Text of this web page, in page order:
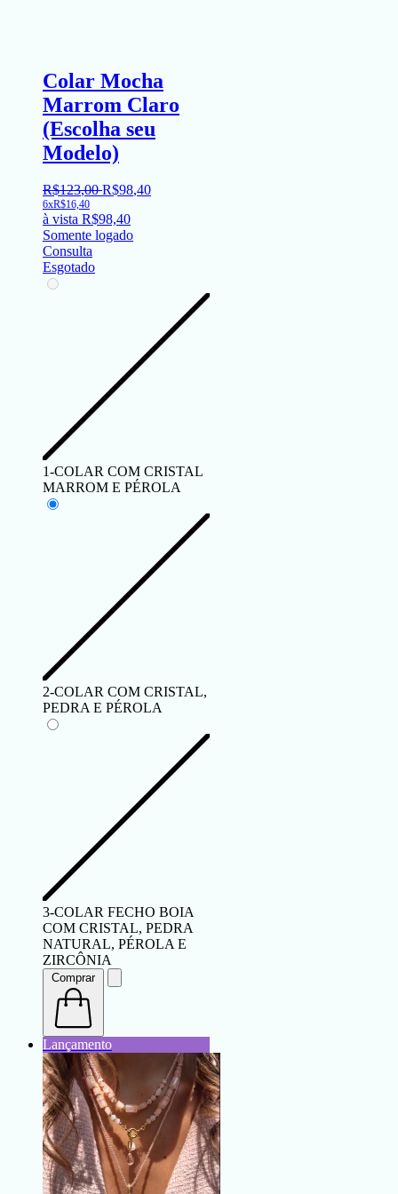
Colar Mocha
Marrom Claro
(Escolha seu
Modelo)
R$123,00 R$98,40
6xR$16,40
à vista R$98,40
Somente logado
Consulta
Esgotado
1-COLAR COM CRISTAL
MARROM E PÉROLA
2-COLAR COM CRISTAL,
PEDRA E PÉROLA
3-COLAR FECHO BOIA
COM CRISTAL, PEDRA
NATURAL, PÉROLA E
ZIRCÔNIA
Comprar